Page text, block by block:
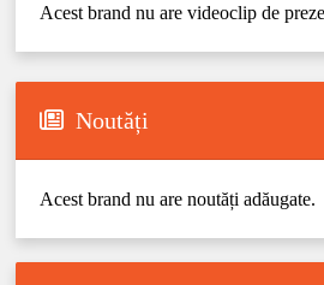
Acest brand nu are videoclip de
Noutăți
Acest brand nu are noutăți adăugate.